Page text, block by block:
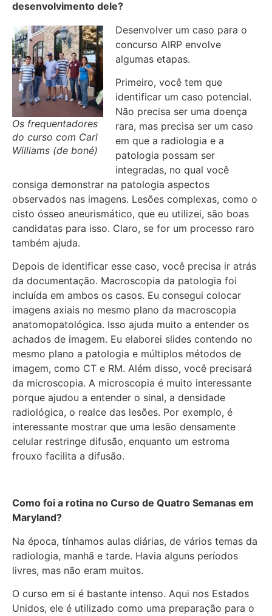
desenvolvimento dele?
Os frequentadores
do curso com Carl
Williams (de boné)
Desenvolver um caso para o
concurso AIRP envolve
algumas etapas.
Primeiro, você tem que
identificar um caso potencial.
Não precisa ser uma doença
rara, mas precisa ser um caso
em que a radiologia e a
patologia possam ser
integradas, no qual você
consiga demonstrar na patologia aspectos
observados nas imagens. Lesões complexas, como o
cisto ósseo aneurismático, que eu utilizei, são boas
candidatas para isso. Claro, se for um processo raro
também ajuda.
Depois de identificar esse caso, você precisa ir atrás
da documentação. Macroscopia da patologia foi
incluída em ambos os casos. Eu consegui colocar
imagens axiais no mesmo plano da macroscopia
anatomopatológica. Isso ajuda muito a entender os
achados de imagem. Eu elaborei slides contendo no
mesmo plano a patologia e múltiplos métodos de
imagem, como CT e RM. Além disso, você precisará
da microscopia. A microscopia é muito interessante
porque ajudou a entender o sinal, a densidade
radiológica, o realce das lesões. Por exemplo, é
interessante mostrar que uma lesão densamente
celular restringe difusão, enquanto um estroma
frouxo facilita a difusão.
Como foi a rotina no Curso de Quatro Semanas em
Maryland?
Na época, tínhamos aulas diárias, de vários temas da
radiologia, manhã e tarde. Havia alguns períodos
livres, mas não eram muitos.
O curso em si é bastante intenso. Aqui nos Estados
Unidos, ele é utilizado como uma preparação para o